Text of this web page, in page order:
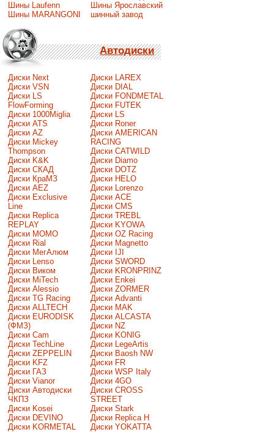
Шины Laufenn
Шины MARANGONI
Шины Ярославский
шинный завод
Автодиски
Диски Next
Диски VSN
Диски LS
FlowForming
Диски 1000Miglia
Диски ATS
Диски AZ
Диски Mickey
Thompson
Диски K&K
Диски СКАД
Диски КраМЗ
Диски AEZ
Диски Exclusive
Line
Диски Replica
REPLAY
Диски MOMO
Диски Rial
Диски МегАлюм
Диски Lenso
Диски Виком
Диски MiTech
Диски Alessio
Диски TG Racing
Диски ALLTECH
Диски EURODISK
(ФМЗ)
Диски Cam
Диски TechLine
Диски ZEPPELIN
Диски KFZ
Диски ГАЗ
Диски Vianor
Диски Автодиски
ЧКПЗ
Диски Kosei
Диски DEVINO
Диски KORMETAL
Диски LAREX
Диски DIAL
Диски FONDMETAL
Диски FUTEK
Диски LS
Диски Roner
Диски AMERICAN
RACING
Диски CATWILD
Диски Diamo
Диски DOTZ
Диски HELO
Диски Lorenzo
Диски ACE
Диски CMS
Диски TREBL
Диски KYOWA
Диски OZ Racing
Диски Magnetto
Диски IJI
Диски SWORD
Диски KRONPRINZ
Диски Enkei
Диски ZORMER
Диски Advanti
Диски MAK
Диски ALCASTA
Диски NZ
Диски KONIG
Диски LegeArtis
Диски Baosh NW
Диски FR
Диски WSP Italy
Диски 4GO
Диски CROSS
STREET
Диски Stark
Диски Replica H
Диски YOKATTA